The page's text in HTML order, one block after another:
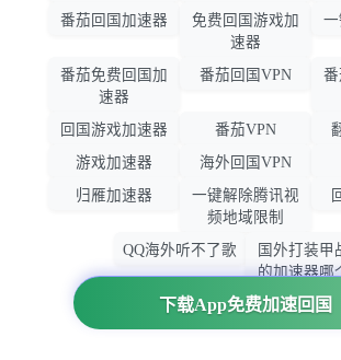
下载App免费加速回国
番茄回国加速器
免费回国游戏加
速器
番茄免费回国加
速器
番茄回国VPN
回国游戏加速器
番茄VPN
游戏加速器
海外回国VPN
归雁加速器
一键解除腾讯视
频地域限制
QQ海外听不了歌
国外打装甲
的加速器哪
用